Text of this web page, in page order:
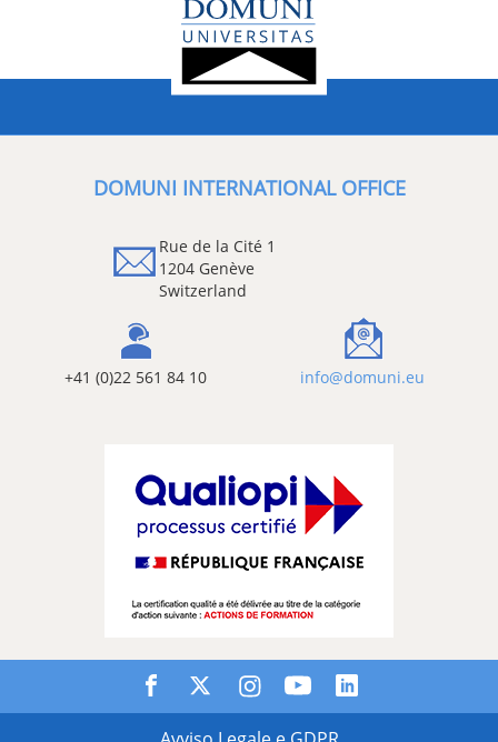
DOMUNI INTERNATIONAL OFFICE
Rue de la Cité 1
1204 Genève
Switzerland
+41 (0)22 561 84 10 info@domuni.eu